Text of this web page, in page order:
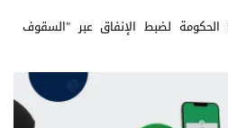
الحكومة لضبط الإنفاق عبر "السقوف